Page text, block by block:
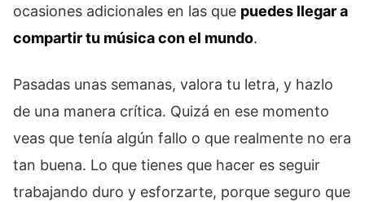
ocasiones adicionales en las que puedes llegar a
compartir tu música con el mundo.
Pasadas unas semanas, valora tu letra, y hazlo
de una manera crítica. Quizá en ese momento
veas que tenía algún fallo o que realmente no era
tan buena. Lo que tienes que hacer es seguir
trabajando duro y esforzarte, porque seguro que